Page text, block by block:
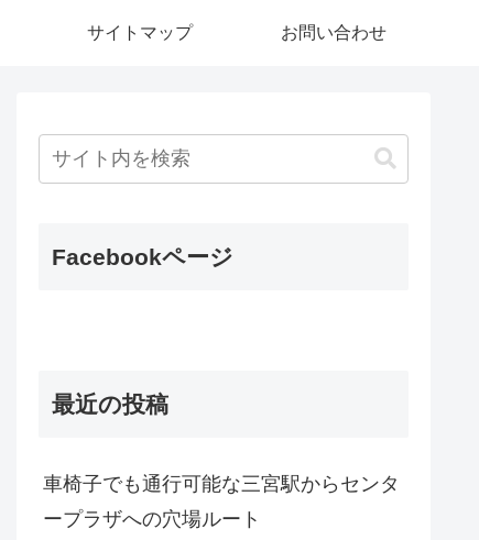
サイトマップ お問い合わせ
Facebookページ
最近の投稿
車椅子でも通行可能な三宮駅からセンタ
ープラザへの穴場ルート